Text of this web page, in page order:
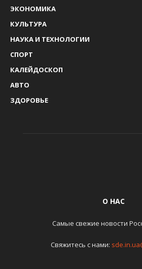
ЭКОНОМИКА
КУЛЬТУРА
НАУКА И ТЕХНОЛОГИИ
СПОРТ
КАЛЕЙДОСКОП
АВТО
ЗДОРОВЬЕ
О НАС
Самые свежие новости
Свяжитесь с нами: